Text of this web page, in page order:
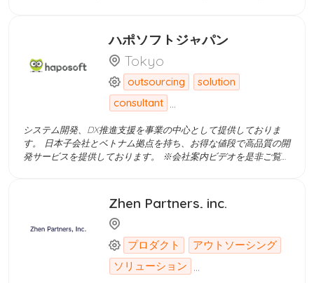
を締結させていただく Devworksシステム上で、無料で求人票を
掲載できる 候補者の履歴書を貰った後、お客様の判断より
Devworkサイトで面接日程を予約できる システム経由で、候補者
む 現在、ベトナムは、安価で豊富な人件費を活用してコスト削減
を図るため、世界中から多くの大企業や企業がベトナムにオフシ
ョア開発センターを設立する拠点として繁栄しています。 ベトナ
ムと日本の国々の間で伝統的な文化の共通点に遭遇することもあ
る、日本とベトナム との時差は2時間だけです。IT の仕事を探す
- 無料の求人広告を掲載_効果的で評判の良い求人検索サイトで、
ノロジー製品で、採用プロセスを徐々に閉鎖的かつ迅速かつ高品
質なものにしていきます。 人材紹介サービスを利用させていただ
くため、 人材採用コンサルタントの契約を締結させていただく
Devworksシステム上で、無料で求人票を掲載できる 候補者の履
歴書を貰った後、お客様の判断よりDevworkサイトで面接日程を
予約できる システム経由で、候補者に内定をお送る IT人材紹介
し、 クライアントのビジネス成長や課題解決に寄与しています。
ハポソフトジャパン
Tokyo
outsourcing
solution
consultant ...
システム開発、DX推進支援を事業の中心として提供しておりま
す。 日本子会社とベトナム拠点を持ち、お得な値段で高品質の開
発サービスを提供しております。 ※会社案内ビデオを是非ご覧く
ム：SNS, ECサイト、ポータルサイト、マッチングサービス ・ス
マートフォンアプリ：Swift, Android, Hybrid アプリ (
ReactNative, Flutter) ・業務系システム：労務管理システム、営
業管理システム、社内システム ■言語 ・ PHP: Laravel、
ECCUBE、 ・Nodejs： Nest.js ・Javascript: Vue.js, Reactjs,
Next.js, Jquery, Angularjs, D3.js ・ HTML&CSS: Twitter Bootstrap
・ Swift ・Java (Android) ・React Native ・Flutter ■データベー
Zhen Partners, inc.
プロダクト
アウトソーシング
ソリューション ...